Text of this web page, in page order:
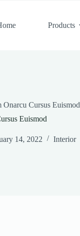
Products
Onarcu Cursus Euismod
Euismod
14, 2022 Interior